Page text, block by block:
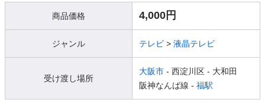
商品価格 4,000円
ジャンル テレビ > 液晶テレビ
受け渡し場所
大阪市 - 西淀川区 - 大和田
阪神なんば線 - 福駅